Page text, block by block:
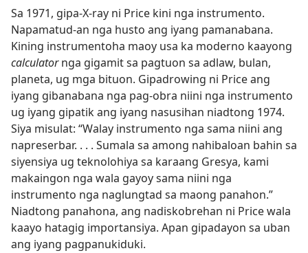
Sa 1971, gipa-X-ray ni Price kini nga instrumento.
Napamatud-an nga husto ang iyang pamanabana.
Kining instrumentoha maoy usa ka moderno kaayong
calculatornga gigamit sa pagtuon sa adlaw, bulan,
planeta, ug mga bituon. Gipadrowing ni Price ang
iyang gibanabana nga pag-obra niini nga instrumento
ug iyang gipatik ang iyang nasusihan niadtong 1974.
Siya misulat: “Walay instrumento nga sama niini ang
napreserbar. . . . Sumala sa among nahibaloan bahin sa
siyensiya ug teknolohiya sa karaang Gresya, kami
makaingon nga wala gayoy sama niini nga
instrumento nga naglungtad sa maong panahon.”
Niadtong panahona, ang nadiskobrehan ni Price wala
kaayo hatagig importansiya. Apan gipadayon sa uban
ang iyang pagpanukiduki.